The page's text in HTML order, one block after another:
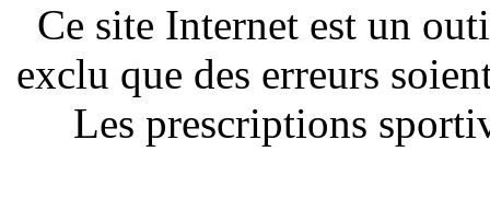
Ce site Internet est un
exclu que des erreurs
Les prescriptions